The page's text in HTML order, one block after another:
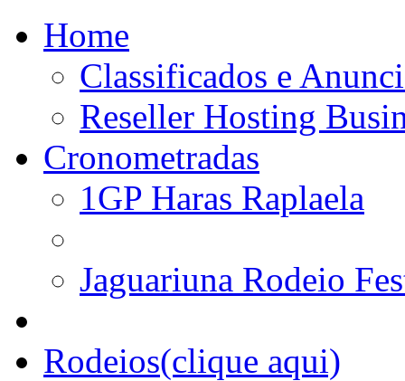
Home
Classificados e
Reseller Hosting
Cronometradas
1GP Haras Raplaela
Jaguariuna Rodeio
Rodeios(clique aqui)